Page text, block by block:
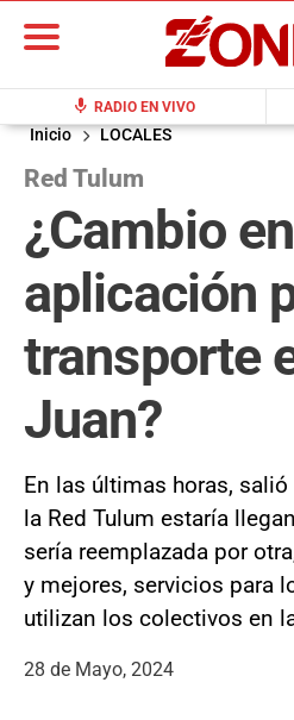
mic RADIO EN VIVO
Inicio LOCALES
Red Tulum
¿Cambio
aplicación
transporte
Juan?
En las últimas horas,
la Red Tulum estaría
sería reemplazada por
y mejores, servicios para
utilizan los colectivos en
28 de Mayo, 2024